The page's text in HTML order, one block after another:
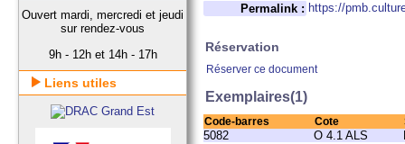
Permalink : https://
Réservation
Réserver ce document
Exemplaires(1)
Code-barres Cote
5082 O 4.1 ALS
Ouvert mardi, mercredi et jeudi
sur rendez-vous
9h - 12h et 14h - 17h
Liens utiles